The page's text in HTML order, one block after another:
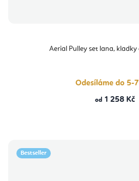
Aerial Pulley set lana,
Odesíláme do 5-
od 1 258 Kč
Bestseller